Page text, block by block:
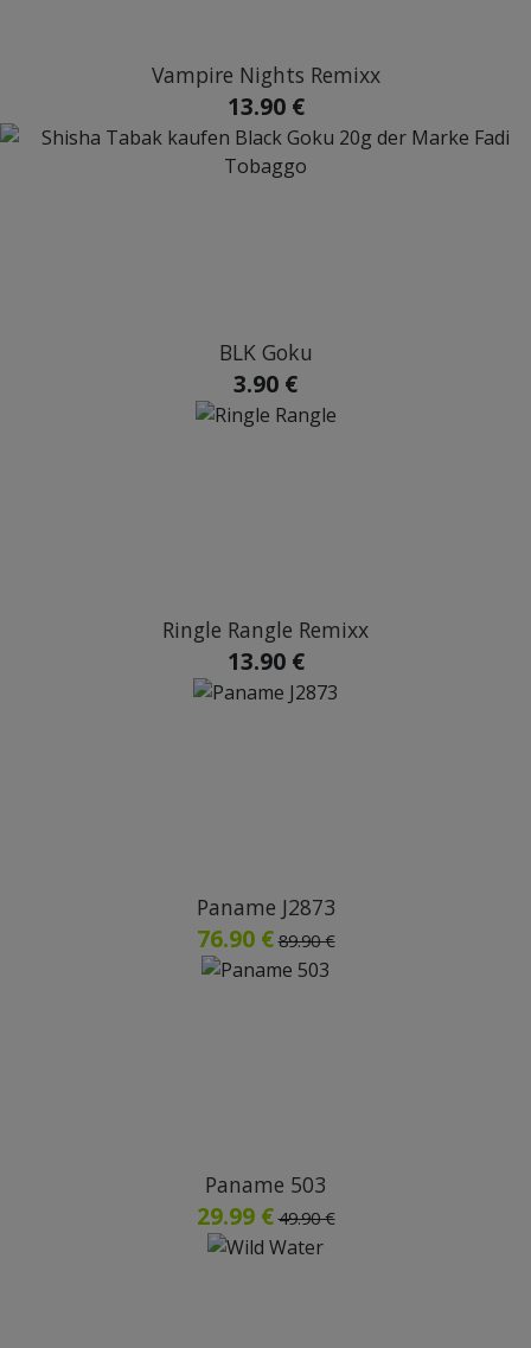
Vampire Nights Remixx
13.90 €
BLK Goku
3.90 €
Ringle Rangle Remixx
13.90 €
Paname J2873
76.90 € 89.90 €
Paname 503
29.99 € 49.90 €